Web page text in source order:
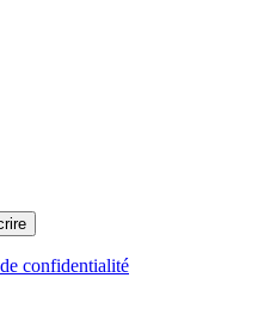
confidentialité